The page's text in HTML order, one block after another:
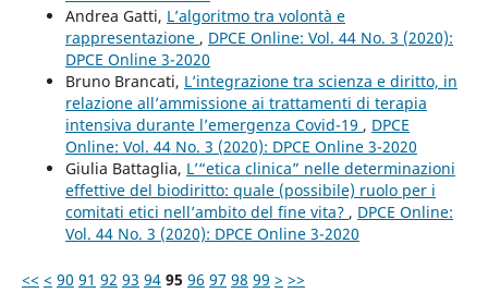
Andrea Gatti, L’algoritmo tra volontà e
rappresentazione , DPCE Online: Vol. 44 No. 3 (2020):
DPCE Online 3-2020
Bruno Brancati, L’integrazione tra scienza e diritto, in
relazione all’ammissione ai trattamenti di terapia
intensiva durante l’emergenza Covid-19 , DPCE
Online: Vol. 44 No. 3 (2020): DPCE Online 3-2020
Giulia Battaglia, L’“etica clinica” nelle determinazioni
effettive del biodiritto: quale (possibile) ruolo per i
comitati etici nell’ambito del fine vita? , DPCE Online:
Vol. 44 No. 3 (2020): DPCE Online 3-2020
<< < 90 91 92 93 94 95 96 97 98 99 > >>